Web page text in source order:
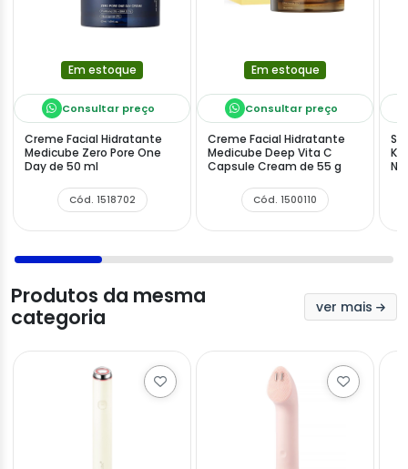
Em estoque
Consultar preço
Creme Facial Hidratante
Medicube Zero Pore One
Day de 50 ml
Cód. 1518702
Em estoque
Consultar preço
Creme Facial Hidratante
Medicube Deep Vita C
Capsule Cream de 55 g
Cód. 1500110
Produtos da mesma
categoria
ver mais